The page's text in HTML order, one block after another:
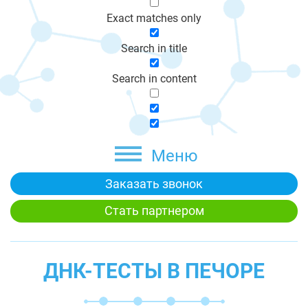
Exact matches only
Search in title
Search in content
Меню
Заказать звонок
Стать партнером
ДНК-ТЕСТЫ В ПЕЧОРЕ